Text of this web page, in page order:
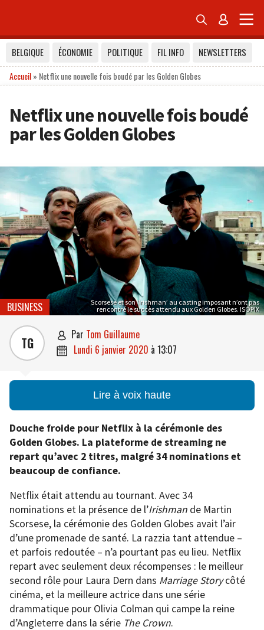
 
BELGIQUE ÉCONOMIE POLITIQUE FIL INFO
NEWSLETTERS
Accueil» Netflix une nouvelle fois boudé par les Golden Globes
Netflix une nouvelle fois boudé
par les Golden Globes
Scorsese et son ‘Irishman’ au casting imposant n’ont pas
rencontré le succès attendu aux Golden Globes. ISOPIX
BUSINESS
TG  par Tom Guillaume
 lundi 6 janvier 2020 à 13:07
Lire à voix haute
Douche froide pour Netflix à la cérémonie des
Golden Globes. La plateforme de streaming ne
repart qu’avec 2 titres, malgré 34 nominations et
beaucoup de confiance.
Netflix était attendu au tournant. Avec 34
nominations et la présence de l’Irishman de Martin
Scorsese, la cérémonie des Golden Globes avait l’air
d’une promenade de santé. La razzia tant attendue –
et parfois redoutée – n’a pourtant pas eu lieu. Netflix
repart avec seulement deux récompenses : le meilleur
second rôle pour Laura Dern dans Marriage Storycôté
cinéma, et la meilleure actrice dans une série
drammatique pour Olivia Colman qui campe la reine
d’Angleterre dans la série The Crown.